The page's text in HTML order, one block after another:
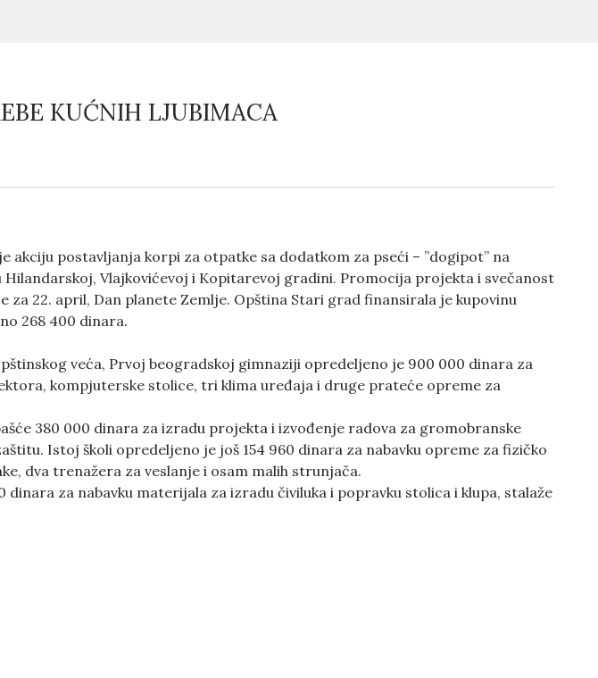
KUĆNIH LJUBIMACA
akciju postavljanja korpi za otpatke sa dodatkom za pseći – ”dogipot” na
Vlajkovićevoj i Kopitarevoj gradini. Promocija projekta i svečanost
za 22. april, Dan planete Zemlje. Opština Stari grad finansirala je kupovinu
268 400 dinara.
veća, Prvoj beogradskoj gimnaziji opredeljeno je 900 000 dinara za
kompjuterske stolice, tri klima uređaja i druge prateće opreme za
380 000 dinara za izradu projekta i izvođenje radova za gromobranske
Istoj školi opredeljeno je još 154 960 dinara za nabavku opreme za fizičko
dva trenažera za veslanje i osam malih strunjača.
dinara za nabavku materijala za izradu čiviluka i popravku stolica i klupa, stalaže